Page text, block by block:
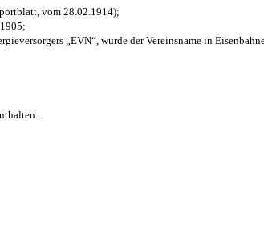
vom 28.02.1914);
„EVN“, wurde der Vereinsname in